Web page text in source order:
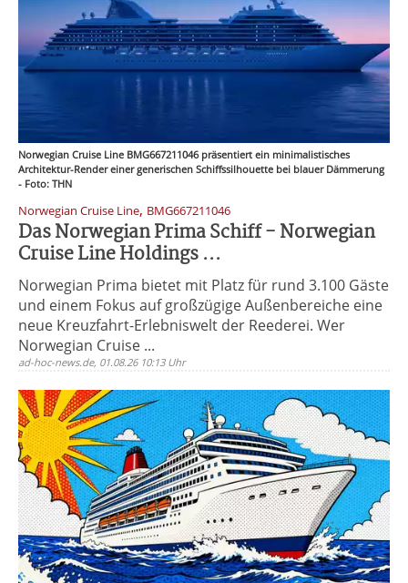
Norwegian Cruise Line BMG667211046 präsentiert ein minimalistisches
Architektur-Render einer generischen Schiffssilhouette bei blauer Dämmerung
- Foto: THN
Norwegian Cruise Line, BMG667211046
Das Norwegian Prima Schiff - Norwegian
Cruise Line Holdings ...
Norwegian Prima bietet mit Platz für rund 3.100 Gäste
und einem Fokus auf großzügige Außenbereiche eine
neue Kreuzfahrt-Erlebniswelt der Reederei. Wer
Norwegian Cruise ...
ad-hoc-news.de, 01.08.26 10:13 Uhr